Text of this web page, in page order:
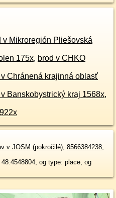
v Mikroregión Pliešovská
175x, brod v CHKO
v Chránená krajinná oblasť
v Banskobystrický kraj 1568x,
v JOSM (pokročilé), 8566384238,
og type: place, og